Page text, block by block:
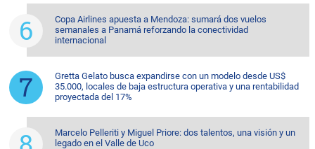
Copa Airlines apuesta a Mendoza: sumará dos vuelos
semanales a Panamá reforzando la conectividad
internacional
Gretta Gelato busca expandirse con un modelo desde US$
35.000, locales de baja estructura operativa y una rentabilidad
proyectada del 17%
Marcelo Pelleriti y Miguel Priore: dos talentos, una visión y un
legado en el Valle de Uco